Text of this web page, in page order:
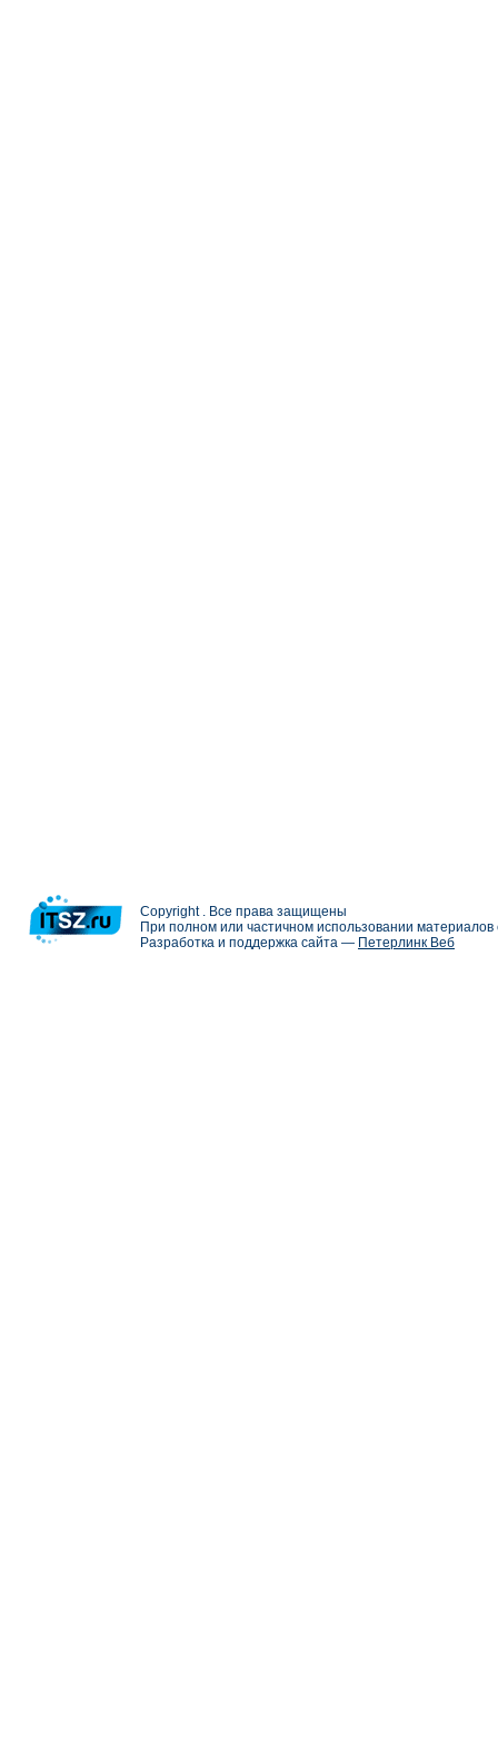
Copyright . Все права защищены
При полном или частичном использовании
Разработка и поддержка сайта — Петерлинк Веб